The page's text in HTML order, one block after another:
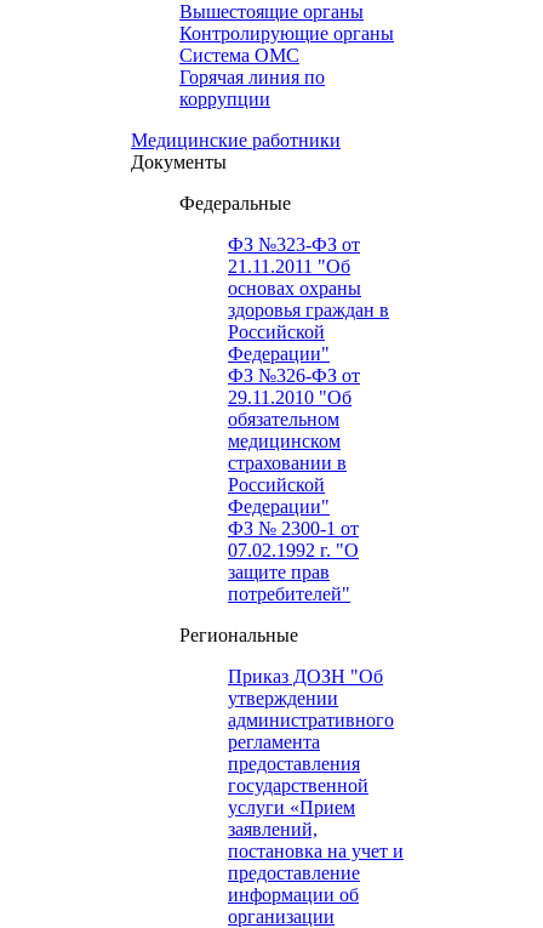
Вышестоящие органы
Контролирующие органы
Система ОМС
Горячая линия по
коррупции
Медицинские работники
Документы
Федеральные
ФЗ №323-ФЗ от
21.11.2011 "Об
основах охраны
здоровья граждан в
Российской
Федерации"
ФЗ №326-ФЗ от
29.11.2010 "Об
обязательном
медицинском
страховании в
Российской
Федерации"
ФЗ № 2300-1 от
07.02.1992 г. "О
защите прав
потребителей"
Региональные
Приказ ДОЗН "Об
утверждении
административного
регламента
предоставления
государственной
услуги «Прием
заявлений,
постановка на учет и
предоставление
информации об
организации